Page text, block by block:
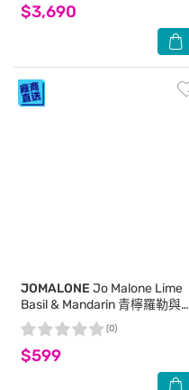
$3,690
JOMALONE Jo Malone Lime
Basil & Mandarin 青檸羅勒與柑
橘香水 9ml
$599
(0)